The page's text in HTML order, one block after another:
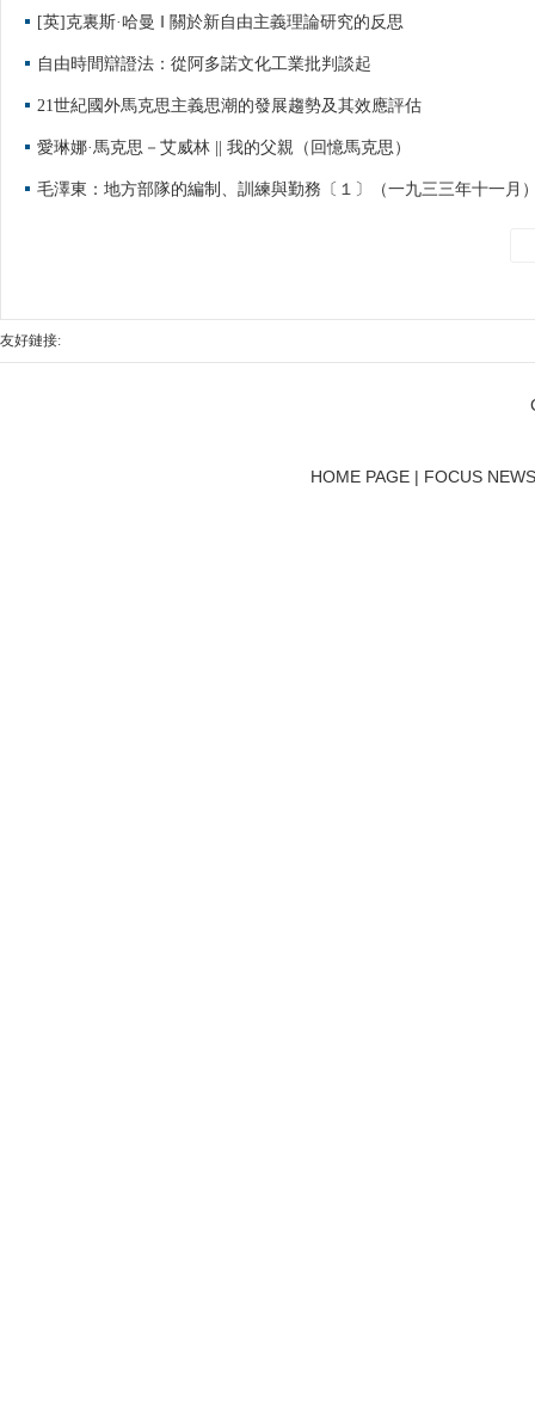
[英]克裏斯·哈曼 ‖ 關於新自由主義理論研究的反思
​自由時間辯證法：從阿多諾文化工業批判談起
21世紀國外馬克思主義思潮的發展趨勢及其效應評估
愛琳娜·馬克思－艾威林 || 我的父親（回憶馬克思）
毛澤東：地方部隊的編制、訓練與勤務〔１〕（一九三三年十一月
友好鏈接:
HOME PAGE | FOCUS